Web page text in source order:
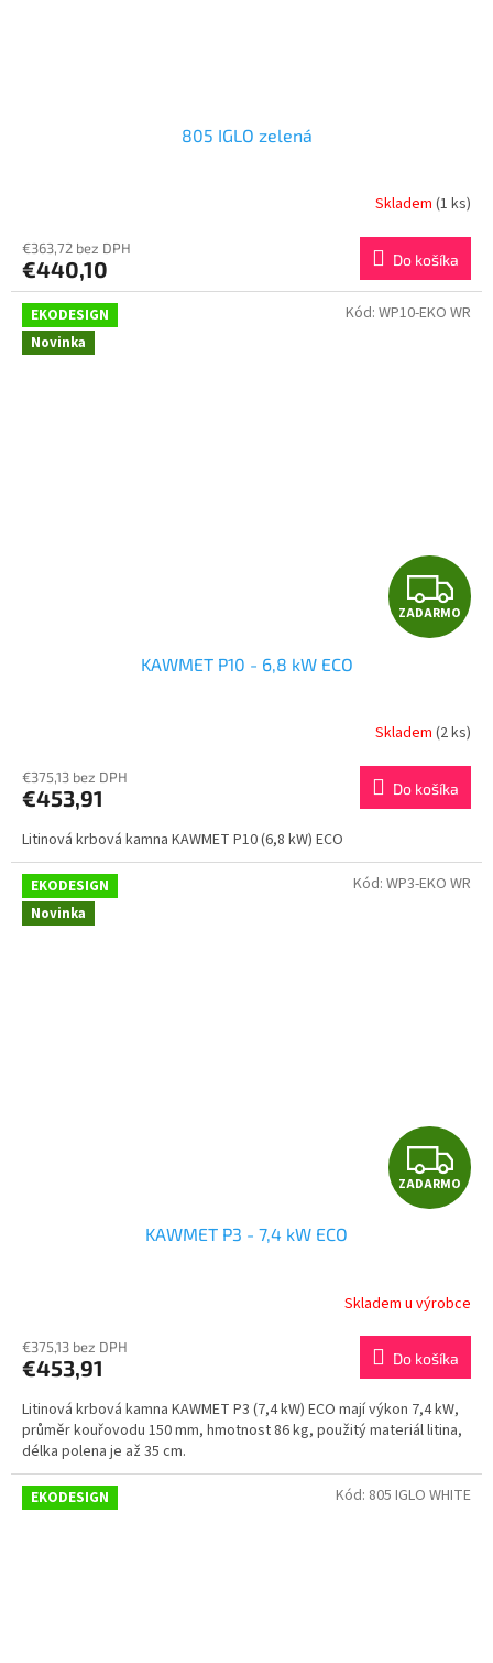
805 IGLO zelená
Skladem (1 ks)
€363,72 bez DPH
€440,10 Do košíka
EKODESIGN
Novinka
Z
A
A
R
M
O
ZADARMO
KAWMET P10 - 6,8 kW ECO
Skladem (2 ks)
€375,13 bez DPH
€453,91 Do košíka
Litinová krbová kamna KAWMET P10 (6,8 kW) ECO
Kód: WP10-EKO WR
EKODESIGN
Novinka
Z
A
A
R
M
O
ZADARMO
KAWMET P3 - 7,4 kW ECO
Skladem u výrobce
€375,13 bez DPH
€453,91 Do košíka
Litinová krbová kamna KAWMET P3 (7,4 kW) ECO mají výkon 7,4 kW,
průměr kouřovodu 150 mm, hmotnost 86 kg, použitý materiál litina,
délka polena je až 35 cm.
Kód: WP3-EKO WR
EKODESIGN Kód: 805 IGLO WHITE